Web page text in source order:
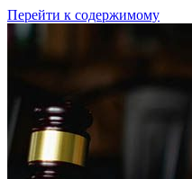
Перейти к содержимому